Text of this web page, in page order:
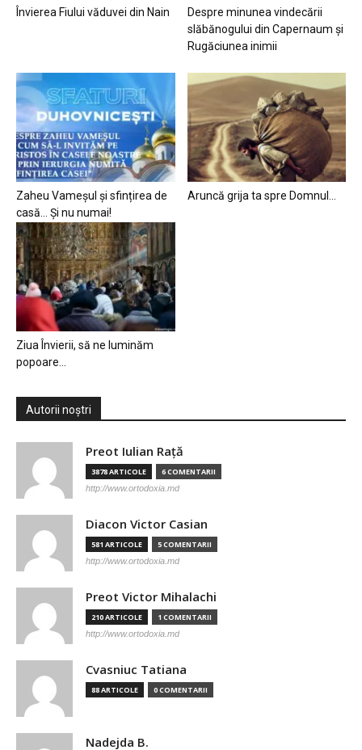
Învierea Fiului văduvei din Nain
Despre minunea vindecării
slăbănogului din Capernaum și
Rugăciunea inimii
Zaheu Vameșul și sfințirea de
casă… Și nu numai!
Aruncă grija ta spre Domnul…
Ziua Învierii, să ne luminăm
popoare…
Autorii noștri
Preot Iulian Raţă
3878 ARTICOLE 6 COMENTARII
http://www.ortodoxia.md
Diacon Victor Casian
581 ARTICOLE 5 COMENTARII
http://www.ortodoxia.md
Preot Victor Mihalachi
210 ARTICOLE 1 COMENTARII
http://www.ortodoxia.md
Cvasniuc Tatiana
88 ARTICOLE 0 COMENTARII
Nadejda B.